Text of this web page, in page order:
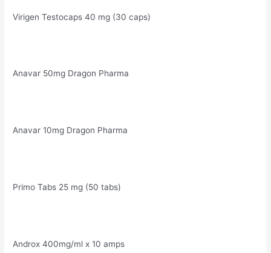
Virigen Testocaps 40 mg (30 caps)
Anavar 50mg Dragon Pharma
Anavar 10mg Dragon Pharma
Primo Tabs 25 mg (50 tabs)
Androx 400mg/ml x 10 amps